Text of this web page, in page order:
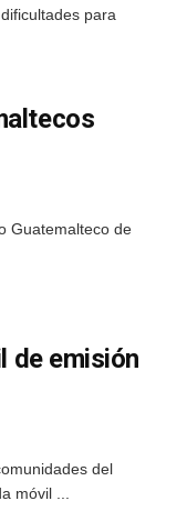
para
Guatemalteco de
de emisión
del
móvil ...